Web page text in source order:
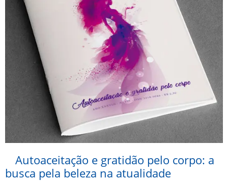
Autoaceitação e gratidão pelo corpo: a
busca pela beleza na atualidade